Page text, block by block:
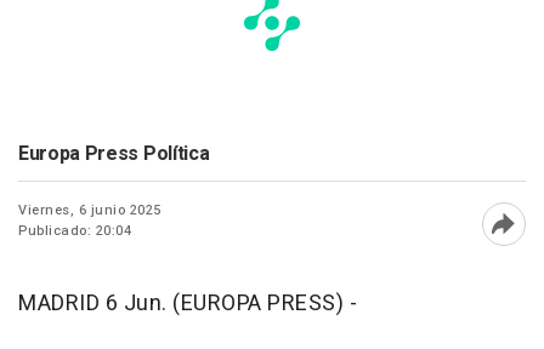
Europa Press Política
Viernes, 6 junio 2025
Publicado: 20:04
MADRID 6 Jun. (EUROPA PRESS) -